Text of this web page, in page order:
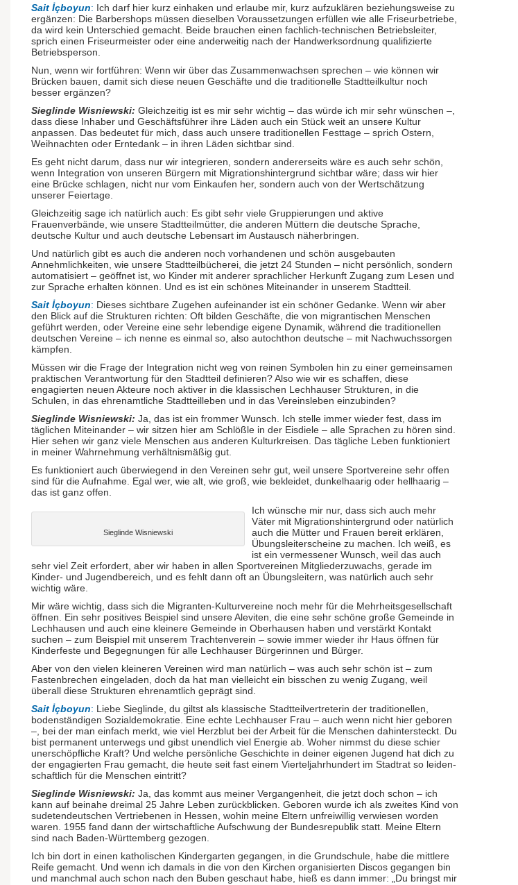
Sait İçboyun: Ich darf hier kurz einhaken und erlaube mir, kurz aufzuklären beziehungsweise zu
ergänzen: Die Barbershops müssen dieselben Voraussetzungen erfüllen wie alle Friseurbetriebe,
da wird kein Unterschied gemacht. Beide brauchen einen fachlich-technischen Betriebsleiter,
sprich einen Friseurmeister oder eine anderweitig nach der Handwerksordnung qualifizierte
Betriebsperson.
Nun, wenn wir fortführen: Wenn wir über das Zusammenwachsen sprechen – wie können wir
Brücken bauen, damit sich diese neuen Geschäfte und die traditionelle Stadtteilkultur noch
besser ergänzen?
Sieglinde Wisniewski: Gleichzeitig ist es mir sehr wichtig – das würde ich mir sehr wünschen –,
dass diese Inhaber und Geschäftsführer ihre Läden auch ein Stück weit an unsere Kultur
anpassen. Das bedeutet für mich, dass auch unsere traditionellen Festtage – sprich Ostern,
Weihnachten oder Erntedank – in ihren Läden sichtbar sind.
Es geht nicht darum, dass nur wir integrieren, sondern andererseits wäre es auch sehr schön,
wenn Integration von unseren Bürgern mit Migrationshintergrund sichtbar wäre; dass wir hier
eine Brücke schlagen, nicht nur vom Einkaufen her, sondern auch von der Wertschätzung
unserer Feiertage.
Gleichzeitig sage ich natürlich auch: Es gibt sehr viele Gruppierungen und aktive
Frauenverbände, wie unsere Stadtteilmütter, die anderen Müttern die deutsche Sprache,
deutsche Kultur und auch deutsche Lebensart im Austausch näherbringen.
Und natürlich gibt es auch die anderen noch vorhandenen und schön ausgebauten
Annehmlichkeiten, wie unsere Stadtteilbücherei, die jetzt 24 Stunden – nicht persönlich, sondern
automatisiert – geöffnet ist, wo Kinder mit anderer sprachlicher Herkunft Zugang zum Lesen und
zur Sprache erhalten können. Und es ist ein schönes Miteinander in unserem Stadtteil.
Sait İçboyun: Dieses sichtbare Zugehen aufeinander ist ein schöner Gedanke. Wenn wir aber
den Blick auf die Strukturen richten: Oft bilden Geschäfte, die von migrantischen Menschen
geführt werden, oder Vereine eine sehr lebendige eigene Dynamik, während die traditionellen
deutschen Vereine – ich nenne es einmal so, also autochthon deutsche – mit Nachwuchssorgen
kämpfen.
Müssen wir die Frage der Integration nicht weg von reinen Symbolen hin zu einer gemeinsamen
praktischen Verantwortung für den Stadtteil definieren? Also wie wir es schaffen, diese
engagierten neuen Akteure noch aktiver in die klassischen Lechhauser Strukturen, in die
Schulen, in das ehrenamtliche Stadtteilleben und in das Vereinsleben einzubinden?
Sieglinde Wisniewski: Ja, das ist ein frommer Wunsch. Ich stelle immer wieder fest, dass im
täglichen Miteinander – wir sitzen hier am Schlößle in der Eisdiele – alle Sprachen zu hören sind.
Hier sehen wir ganz viele Menschen aus anderen Kulturkreisen. Das tägliche Leben funktioniert
in meiner Wahrnehmung verhältnismäßig gut.
Es funktioniert auch überwiegend in den Vereinen sehr gut, weil unsere Sportvereine sehr offen
sind für die Aufnahme. Egal wer, wie alt, wie groß, wie bekleidet, dunkelhaarig oder hellhaarig –
das ist ganz offen.
Sieglinde Wisniewski
Ich wünsche mir nur, dass sich auch mehr
Väter mit Migra­tions­hinter­grund oder natür­lich
auch die Mütter und Frauen bereit erklären,
Übungs­leiter­scheine zu machen. Ich weiß, es
ist ein ver­messener Wunsch, weil das auch
sehr viel Zeit erfordert, aber wir haben in allen Sport­vereinen Mit­glieder­zuwachs, gerade im
Kinder- und Jugend­bereich, und es fehlt dann oft an Übungs­leitern, was natür­lich auch sehr
wichtig wäre.
Mir wäre wichtig, dass sich die Migranten-Kulturvereine noch mehr für die Mehrheits­gesellschaft
öffnen. Ein sehr positives Beispiel sind unsere Aleviten, die eine sehr schöne große Gemeinde in
Lechhausen und auch eine kleinere Gemeinde in Oberhausen haben und verstärkt Kontakt
suchen – zum Beispiel mit unserem Trachten­verein – sowie immer wieder ihr Haus öffnen für
Kinderfeste und Begegnungen für alle Lechhauser Bürgerinnen und Bürger.
Aber von den vielen kleineren Vereinen wird man natürlich – was auch sehr schön ist – zum
Fasten­brechen eingeladen, doch da hat man vielleicht ein bisschen zu wenig Zugang, weil
überall diese Strukturen ehrenamtlich geprägt sind.
Sait İçboyun: Liebe Sieglinde, du giltst als klassische Stadtteil­vertreterin der traditio­nellen,
boden­ständigen Sozial­demokratie. Eine echte Lechhauser Frau – auch wenn nicht hier geboren
–, bei der man einfach merkt, wie viel Herzblut bei der Arbeit für die Menschen dahintersteckt. Du
bist permanent unterwegs und gibst unendlich viel Energie ab. Woher nimmst du diese schier
unerschöpfliche Kraft? Und welche persönliche Geschichte in deiner eigenen Jugend hat dich zu
der engagierten Frau gemacht, die heute seit fast einem Viertel­jahrhundert im Stadtrat so leiden­
schaft­lich für die Menschen eintritt?
Sieglinde Wisniewski: Ja, das kommt aus meiner Vergangen­heit, die jetzt doch schon – ich
kann auf beinahe dreimal 25 Jahre Leben zurückblicken. Geboren wurde ich als zweites Kind von
sudeten­deutschen Vertriebenen in Hessen, wohin meine Eltern unfreiwillig verwiesen worden
waren. 1955 fand dann der wirtschaftliche Aufschwung der Bundes­republik statt. Meine Eltern
sind nach Baden-Württemberg gezogen.
Ich bin dort in einen katholischen Kindergarten gegangen, in die Grundschule, habe die mittlere
Reife gemacht. Und wenn ich damals in die von den Kirchen organi­sierten Discos gegangen bin
und manchmal auch schon nach den Buben geschaut habe, hieß es dann immer: „Du bringst mir